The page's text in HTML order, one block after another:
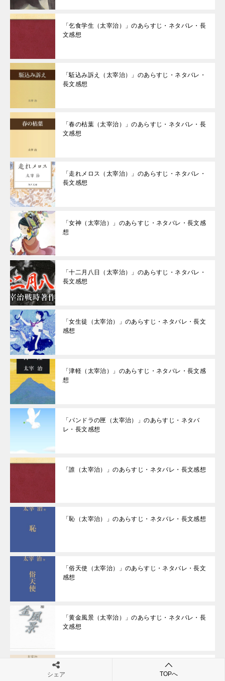
「乞食学生（太宰治）」のあらすじ・ネタバレ・長
文感想
「駈込み訴え（太宰治）」のあらすじ・ネタバレ・
長文感想
「春の枯葉（太宰治）」のあらすじ・ネタバレ・長
文感想
「走れメロス（太宰治）」のあらすじ・ネタバレ・
長文感想
「女神（太宰治）」のあらすじ・ネタバレ・長文感
想
「十二月八日（太宰治）」のあらすじ・ネタバレ・
長文感想
「女生徒（太宰治）」のあらすじ・ネタバレ・長文
感想
「津軽（太宰治）」のあらすじ・ネタバレ・長文感
想
「パンドラの匣（太宰治）」のあらすじ・ネタバ
レ・長文感想
「誰（太宰治）」のあらすじ・ネタバレ・長文感想
「恥（太宰治）」のあらすじ・ネタバレ・長文感想
「俗天使（太宰治）」のあらすじ・ネタバレ・長文
感想
「黄金風景（太宰治）」のあらすじ・ネタバレ・長
文感想
「親友交歓（太宰治）」のあらすじ・ネタバレ・長
文感想
シェア TOPへ